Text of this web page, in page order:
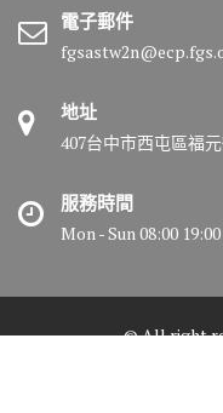
電子郵件
地址
407台中市西屯區福
服務時間
Mon - Sun 08:00 19:00
© All right